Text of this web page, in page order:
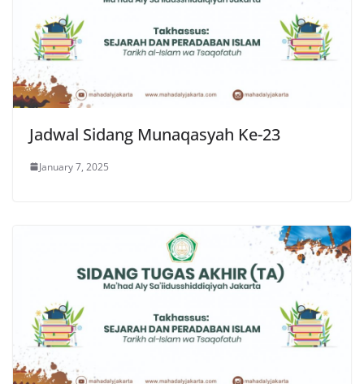
Jadwal Sidang Munaqasyah Ke-23
January 7, 2025